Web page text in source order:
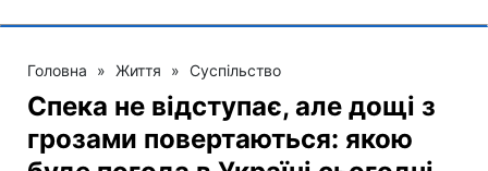
Головна » Життя » Суспільство
Спека не відступає, але дощі з
грозами повертаються: якою